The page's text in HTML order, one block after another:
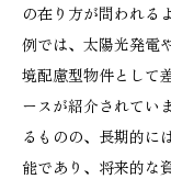
の在り方が問われる
例では、太陽光発電
境配慮型物件として
ースが紹介されてい
るものの、長期的に
能であり、将来的な